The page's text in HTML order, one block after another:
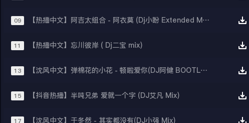
09 【热播中文】阿吉太组合 - 阿衣莫 (Dj小盼 Extended Mix)
11 【热播中文】忘川彼岸 ( Dj二宝 mix)
13 【沈风中文】弹棉花的小花 - 顿啦爱你(DJ阿健 BOOTLEG Mix)
15 【抖音热播】半吨兄弟 爱就一个字 (DJ艾凡 Mix)
17 【沈风中文】于冬然 - 其实都没有(DJ小强 Mix)